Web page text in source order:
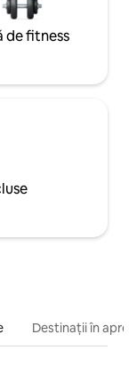
de fitness
Destinații în